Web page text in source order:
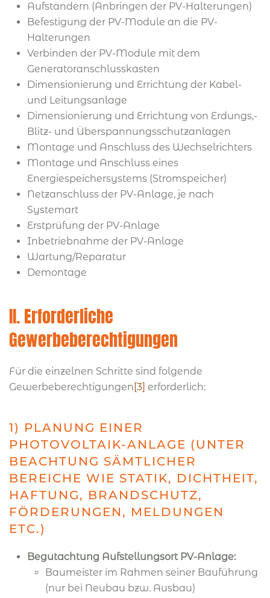
Aufständern (Anbringen der PV-Halterungen)
Befestigung der PV-Module an die PV-
Halterungen
Verbinden der PV-Module mit dem
Generatoranschlusskasten
Dimensionierung und Errichtung der Kabel-
und Leitungsanlage
Dimensionierung und Errichtung von Erdungs,-
Blitz- und Überspannungsschutzanlagen
Montage und Anschluss des Wechselrichters
Montage und Anschluss eines
Energiespeichersystems (Stromspeicher)
Netzanschluss der PV-Anlage, je nach
Systemart
Erstprüfung der PV-Anlage
Inbetriebnahme der PV-Anlage
Wartung/Reparatur
Demontage
II. Erforderliche
Gewerbeberechtigungen
Für die einzelnen Schritte sind folgende
Gewerbeberechtigungen [3] erforderlich:
1) PLANUNG EINER
PHOTOVOLTAIK-ANLAGE (UNTER
BEACHTUNG SÄMTLICHER
BEREICHE WIE STATIK, DICHTHEIT,
HAFTUNG, BRANDSCHUTZ,
FÖRDERUNGEN, MELDUNGEN
ETC.)
Begutachtung Aufstellungsort PV-Anlage:
Baumeister im Rahmen seiner Bauführung
(nur bei Neubau bzw. Ausbau)